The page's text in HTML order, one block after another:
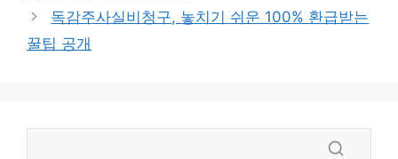
독감주사실비청구, 놓치기 쉬운 100% 환급받는
꿀팁 공개